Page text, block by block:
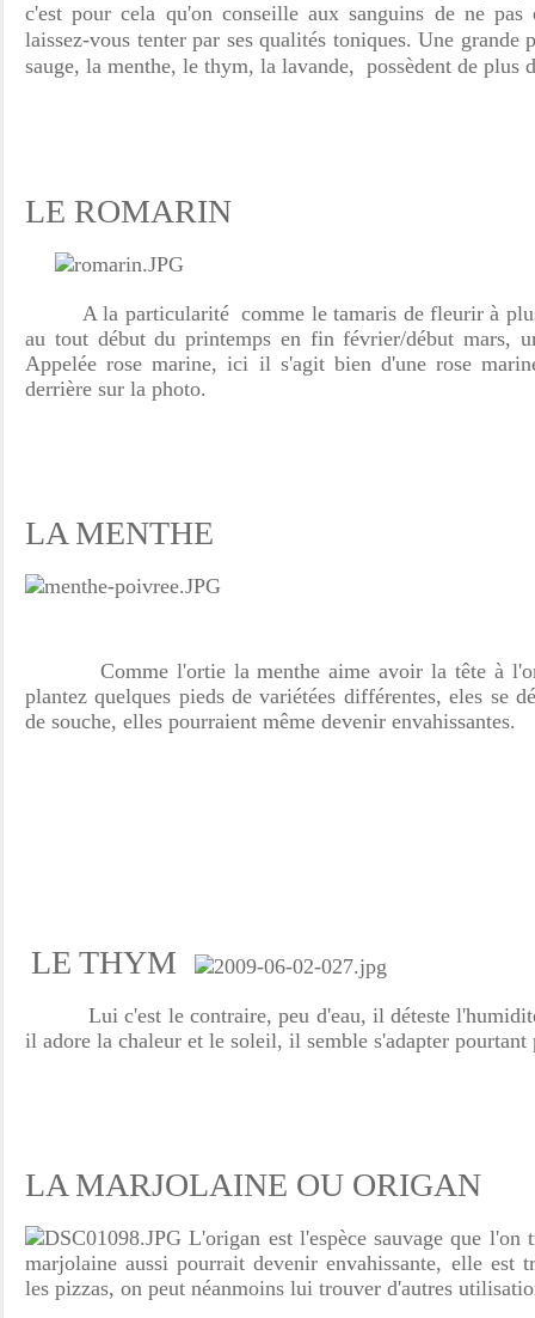
c'est pour cela qu'on conseille aux sanguins de ne pas
laissez-vous tenter par ses qualités toniques. Une grande
sauge, la menthe, le thym, la lavande, possèdent de plus
LE ROMARIN
A la particularité comme le tamaris de fleurir à
au tout début du printemps en fin février/début mars,
Appelée rose marine, ici il s'agit bien d'une rose
derrière sur la photo.
LA MENTHE
Comme l'ortie la menthe aime avoir la tête à
plantez quelques pieds de variétées différentes, eles se
de souche, elles pourraient même devenir envahissantes.
LE THYM
Lui c'est le contraire, peu d'eau, il déteste l'humidité,
il adore la chaleur et le soleil, il semble s'adapter
LA MARJOLAINE OU ORIGAN
L'origan est l'espèce sauvage que l'on
marjolaine aussi pourrait devenir envahissante, elle est
les pizzas, on peut néanmoins lui trouver d'autres